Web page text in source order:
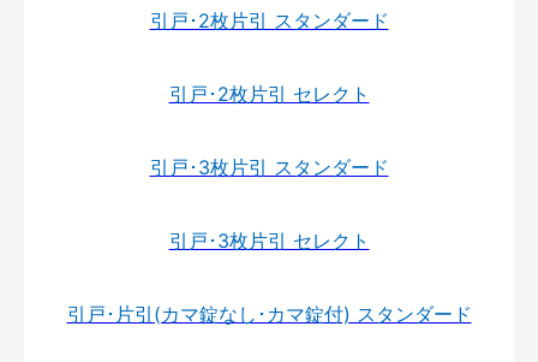
引戸･2枚片引 スタンダード
引戸･2枚片引 セレクト
引戸･3枚片引 スタンダード
引戸･3枚片引 セレクト
引戸･片引(カマ錠なし･カマ錠付) スタンダード